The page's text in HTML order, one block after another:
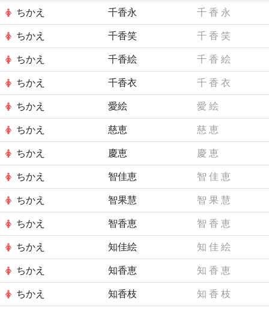
ちかえ 千香永 千 香 永
ちかえ 千香笑 千 香 笑
ちかえ 千香絵 千 香 絵
ちかえ 千香衣 千 香 衣
ちかえ 愛絵 愛 絵
ちかえ 慈恵 慈 恵
ちかえ 慶恵 慶 恵
ちかえ 智佳恵 智 佳 恵
ちかえ 智果慧 智 果 慧
ちかえ 智香恵 智 香 恵
ちかえ 知佳絵 知 佳 絵
ちかえ 知香恵 知 香 恵
ちかえ 知香枝 知 香 枝